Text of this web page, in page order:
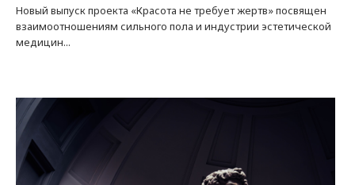
Новый выпуск проекта «Красота не требует жертв» посвящен
взаимоотношениям сильного пола и индустрии эстетической
медицин...